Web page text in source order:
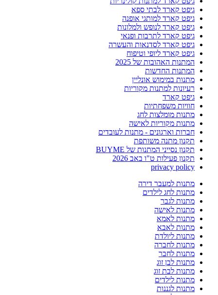
גיפט קארד לבתי ספא
גיפט קארד למותגי אופנה
גיפט קארד לנופש ולמלונות
גיפט קארד לתרבות ופנאי
גיפט קארד לסדנאות והעשרה
גיפט קארד ליופי וטיפוח
המתנות האהובות של 2025
המתנות החדשות
מתנות במימוש אונליין
רעיונות למתנות מקוריות
גיפט קארד
חוויות משפחתיות
מתנות מומלצות לחג
מתנות מקוריות לאישה
חברות וארגונים - מתנות לעובדים
תקנון מתנה משותפת
תקנון נסייני המתנות של BUYME
תקנון פעילות ט"ו באב 2026
privacy policy
מתנות למעבר דירה
מתנות לחג לילדים
מתנות לגבר
מתנות לאישה
מתנות לאמא
מתנות לאבא
מתנות ליולדת
מתנות לחברה
מתנות לחבר
מתנות לבן זוג
מתנות לבת זוג
מתנות לילדים
מתנות לגננות